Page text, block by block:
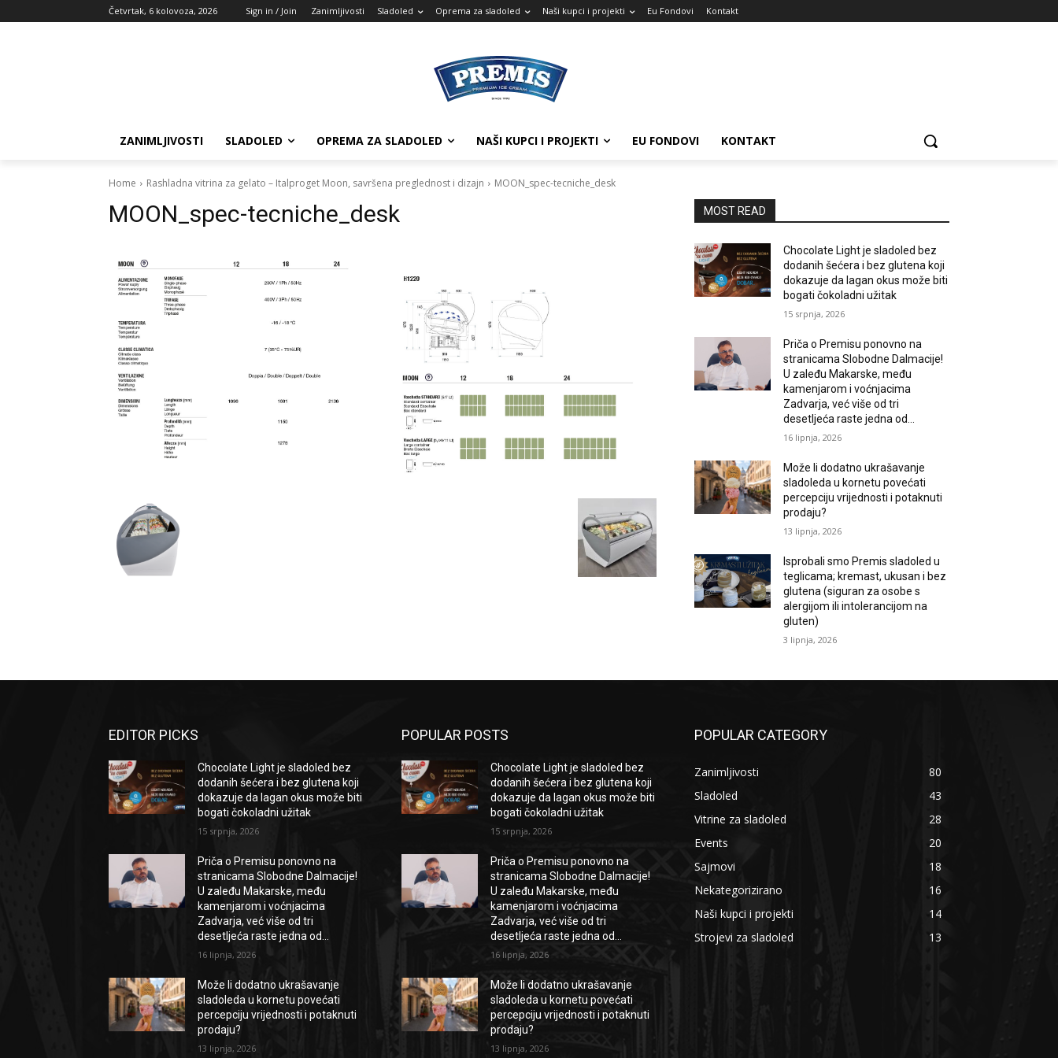
Četvrtak, 6 kolovoza, 2026 Sign in / Join Zanimljivosti Sladoled Oprema za sladoled Naši kupci i projekti Eu Fondovi Kontakt
ZANIMLJIVOSTI SLADOLED OPREMA ZA SLADOLED NAŠI KUPCI I PROJEKTI EU FONDOVI KONTAKT
Home Rashladna vitrina za gelato – Italproget Moon, savršena preglednost i dizajn MOON_spec-tecniche_desk
MOON_spec-tecniche_desk MOST READ
Chocolate Light je sladoled bez
dodanih šećera i bez glutena koji
dokazuje da lagan okus može biti
bogati čokoladni užitak
15 srpnja, 2026
Priča o Premisu ponovno na
stranicama Slobodne Dalmacije!
U zaleđu Makarske, među
kamenjarom i voćnjacima
Zadvarja, već više od tri
desetljeća raste jedna od...
16 lipnja, 2026
Može li dodatno ukrašavanje
sladoleda u kornetu povećati
percepciju vrijednosti i potaknuti
prodaju?
13 lipnja, 2026
Isprobali smo Premis sladoled u
teglicama; kremast, ukusan i bez
glutena (siguran za osobe s
alergijom ili intolerancijom na
gluten)
3 lipnja, 2026
EDITOR PICKS
Chocolate Light je sladoled bez
dodanih šećera i bez glutena koji
dokazuje da lagan okus može biti
bogati čokoladni užitak
15 srpnja, 2026
Priča o Premisu ponovno na
stranicama Slobodne Dalmacije!
U zaleđu Makarske, među
kamenjarom i voćnjacima
Zadvarja, već više od tri
desetljeća raste jedna od...
16 lipnja, 2026
Može li dodatno ukrašavanje
sladoleda u kornetu povećati
percepciju vrijednosti i potaknuti
prodaju?
13 lipnja, 2026
POPULAR POSTS
Chocolate Light je sladoled bez
dodanih šećera i bez glutena koji
dokazuje da lagan okus može biti
bogati čokoladni užitak
15 srpnja, 2026
Priča o Premisu ponovno na
stranicama Slobodne Dalmacije!
U zaleđu Makarske, među
kamenjarom i voćnjacima
Zadvarja, već više od tri
desetljeća raste jedna od...
16 lipnja, 2026
Može li dodatno ukrašavanje
sladoleda u kornetu povećati
percepciju vrijednosti i potaknuti
prodaju?
13 lipnja, 2026
POPULAR CATEGORY
Zanimljivosti
80
Sladoled
43
Vitrine za sladoled
28
Events
20
Sajmovi
18
Nekategorizirano
16
Naši kupci i projekti
14
Strojevi za sladoled
13